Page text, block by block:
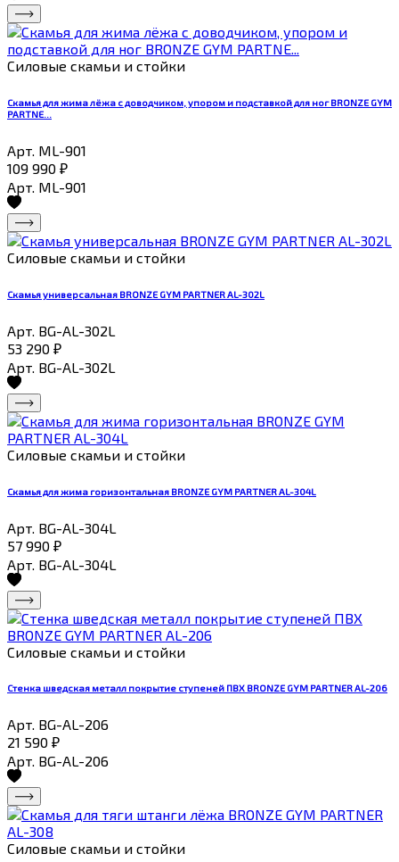
Силовые скамьи и стойки
Скамья для жима лёжа с доводчиком, упором и подставкой для ног BRONZE GYM
PARTNE...
Арт. ML-901
109 990 ₽
Арт. ML-901
Силовые скамьи и стойки
Скамья универсальная BRONZE GYM PARTNER AL-302L
Арт. BG-AL-302L
53 290 ₽
Арт. BG-AL-302L
Силовые скамьи и стойки
Скамья для жима горизонтальная BRONZE GYM PARTNER AL-304L
Арт. BG-AL-304L
57 990 ₽
Арт. BG-AL-304L
Силовые скамьи и стойки
Стенка шведская металл покрытие ступеней ПВХ BRONZE GYM PARTNER AL-206
Арт. BG-AL-206
21 590 ₽
Арт. BG-AL-206
Силовые скамьи и стойки